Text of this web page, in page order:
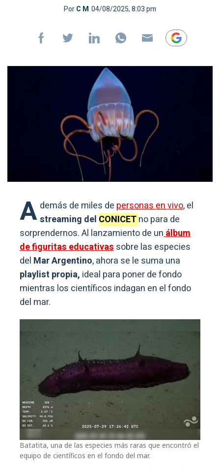
PorC M 04/08/2025, 8:03 pm
A demás de miles de personas en vivo, el
streaming del CONICETno para de
sorprendernos. Al lanzamiento de unálbum
de figuritas educativassobre las especies
del Mar Argentino, ahora se le suma una
playlist propia, ideal para poner de fondo
mientras los científicos indagan en el fondo
del mar.
Batatita, una de las especies más raras que encontró el
equipo de científicos en el fondo del mar.